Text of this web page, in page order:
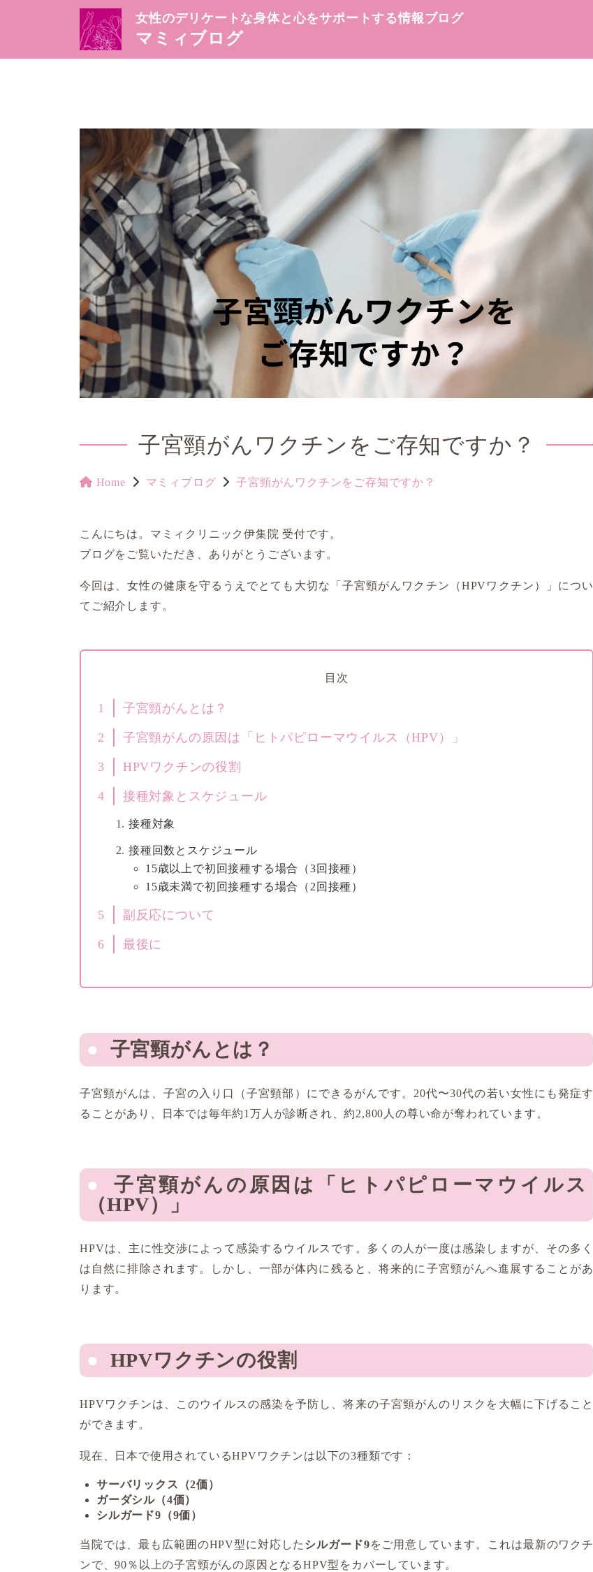
女性のデリケートな身体と心をサポートする情報ブログ
マミィブログ
子宮頸がんワクチンをご存知ですか？
Home マミィブログ 子宮頸がんワクチンをご存知ですか？
こんにちは。マミィクリニック伊集院 受付です。
ブログをご覧いただき、ありがとうございます。
今回は、女性の健康を守るうえでとても大切な「子宮頸がんワクチン（HPVワクチン）」につい
てご紹介します。
目次
1 子宮頸がんとは？
2 子宮頸がんの原因は「ヒトパピローマウイルス（HPV）」
3 HPVワクチンの役割
4 接種対象とスケジュール
接種対象
接種回数とスケジュール
15歳以上で初回接種する場合（3回接種）
15歳未満で初回接種する場合（2回接種）
5 副反応について
6 最後に
子宮頸がんとは？
子宮頸がんは、子宮の入り口（子宮頸部）にできるがんです。20代〜30代の若い女性にも発症す
ることがあり、日本では毎年約1万人が診断され、約2,800人の尊い命が奪われています。
子宮頸がんの原因は「ヒトパピローマウイルス
（HPV）」
HPVは、主に性交渉によって感染するウイルスです。多くの人が一度は感染しますが、その多く
は自然に排除されます。しかし、一部が体内に残ると、将来的に子宮頸がんへ進展することがあ
ります。
HPVワクチンの役割
HPVワクチンは、このウイルスの感染を予防し、将来の子宮頸がんのリスクを大幅に下げること
ができます。
現在、日本で使用されているHPVワクチンは以下の3種類です：
サーバリックス（2価）
ガーダシル（4価）
シルガード9（9価）
当院では、最も広範囲のHPV型に対応した シルガード9をご用意しています。これは最新のワクチ
ンで、90％以上の子宮頸がんの原因となるHPV型をカバーしています。